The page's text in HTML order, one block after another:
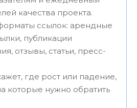
качества проекта.
ссылок: арендные
публикации
отзывы, статьи, пресс-
где рост или падение,
которые нужно обратить